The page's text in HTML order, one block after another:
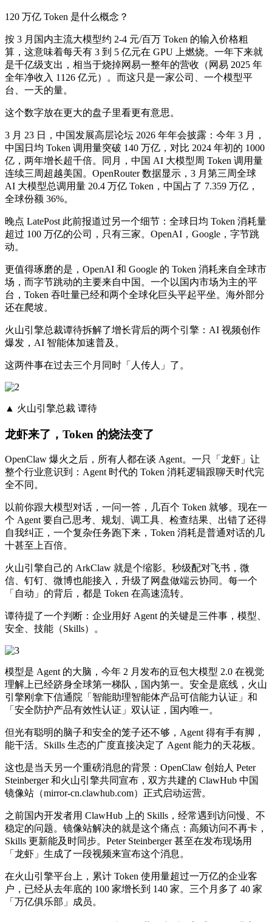
120 万亿 Token 是什么概念？
按 3 月国内主流大模型约 2-4 元/百万 Token 的输入价格粗
算，这意味着每天有 3 到 5 亿元在 GPU 上燃烧。一年下来就
是千亿级支出，相当于烧掉网易一整年的营收（网易 2025 年
全年净收入 1126 亿元）。而这只是一家公司、一个模型平
台、一天的量。
这个数字放在更大的盘子里看更有意思。
3 月 23 日，中国发展高层论坛 2026 年年会披露：今年 3 月，
中国日均 Token 调用量突破 140 万亿，对比 2024 年初的 1000
亿，两年增长超千倍。同月，中国 AI 大模型周 Token 调用量
连续三周超越美国。OpenRouter 数据显示，3 月第三周全球
AI 大模型总调用量 20.4 万亿 Token，中国占了 7.359 万亿，
全球份额 36%。
晚点 LatePost 此前报道过另一个细节：全球日均 Token 消耗量
超过 100 万亿的公司，只有三家。OpenAI，Google，字节跳
动。
更值得琢磨的是，OpenAI 和 Google 的 Token 消耗来自全球市
场，而字节跳动的主要来自中国。一个以国内市场为主的平
台，Token 吞吐量已经和两个全球化巨头平起平坐。海外部分
还在爬坡。
火山引擎总裁谭待拆解了增长背后的两个引擎：AI 视频创作
爆发，AI 智能体加速普及。
这两件事在过去三个月同时「人传人」了。
▲ 火山引擎总裁 谭待
龙虾来了，Token 的烧法变了
OpenClaw 爆火之后，所有人都在谈 Agent。一只「龙虾」让
整个行业意识到：Agent 时代的 Token 消耗逻辑跟聊天时代完
全不同。
以前你跟大模型对话，一问一答，几百个 Token 就够。现在一
个 Agent 要自己思考、规划、调工具、检查结果、出错了还得
自我纠正，一个复杂任务跑下来，Token 消耗是普通对话的几
十甚至上百倍。
火山引擎自己的 ArkClaw 就是个缩影。秒级配对飞书，微
信、钉钉、微博也能接入，升级了网盘做端云协同。每一个
「自动」的背后，都是 Token 在高速流转。
谭待提了一个判断：企业用好 Agent 的关键是三件事，模型、
安全、技能（Skills）。
模型是 Agent 的大脑，今年 2 月发布的豆包大模型 2.0 在视觉
理解上已经跻身全球第一梯队，国内第一。安全是底线，火山
引擎刚拿下信通院「智能助理智能体产品可信能力认证」和
「安全防护产品有效性认证」双认证，国内唯一。
但光有聪明的脑子和安全的笼子还不够，Agent 得有手有脚，
能干活。Skills 生态的广度直接决定了 Agent 能力的天花板。
这也是当天另一个重磅消息的背景：OpenClaw 创始人 Peter
Steinberger 和火山引擎共同宣布，双方共建的 ClawHub 中国
镜像站（mirror-cn.clawhub.com）正式启动运营。
之前国内开发者用 ClawHub 上的 Skills，经常遇到访问慢、不
稳定的问题。镜像站解决的就是这个痛点：高频访问不再卡，
Skills 更新能及时同步。Peter Steinberger 甚至在发布现场用
「龙虾」生成了一段视频来宣布这个消息。
在火山引擎平台上，累计 Token 使用量超过一万亿的企业客
户，已经从去年底的 100 家增长到 140 家。三个月多了 40 家
「万亿俱乐部」成员。